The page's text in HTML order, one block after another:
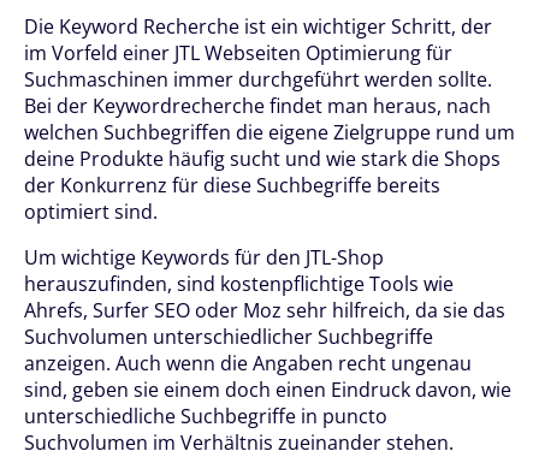
Die Keyword Recherche ist ein wichtiger Schritt, der
im Vorfeld einer JTL Webseiten Optimierung für
Suchmaschinen immer durchgeführt werden sollte.
Bei der Keywordrecherche findet man heraus, nach
welchen Suchbegriffen die eigene Zielgruppe rund um
deine Produkte häufig sucht und wie stark die Shops
der Konkurrenz für diese Suchbegriffe bereits
optimiert sind.
Um wichtige Keywords für den JTL-Shop
herauszufinden, sind kostenpflichtige Tools wie
Ahrefs, Surfer SEO oder Moz sehr hilfreich, da sie das
Suchvolumen unterschiedlicher Suchbegriffe
anzeigen. Auch wenn die Angaben recht ungenau
sind, geben sie einem doch einen Eindruck davon, wie
unterschiedliche Suchbegriffe in puncto
Suchvolumen im Verhältnis zueinander stehen.